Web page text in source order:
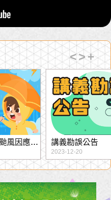
<> +
講義勘誤公告
2023-12-20